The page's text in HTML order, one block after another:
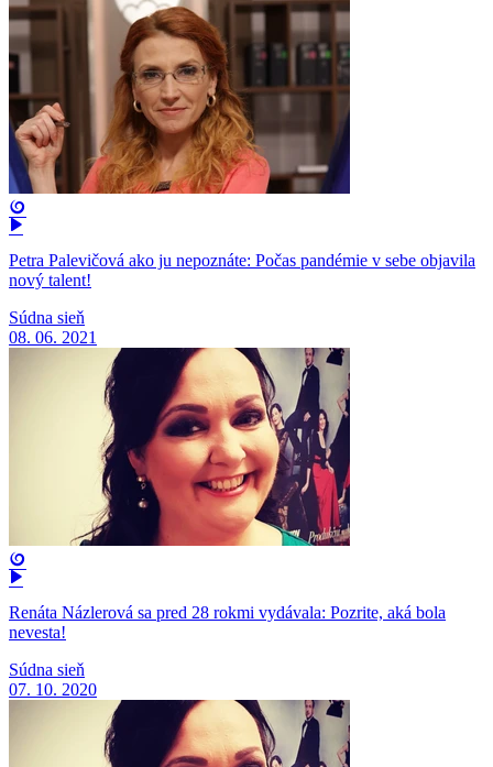
Petra Palevičová ako ju nepoznáte: Počas pandémie v sebe objavila
nový talent!
Súdna sieň
08. 06. 2021
Renáta Názlerová sa pred 28 rokmi vydávala: Pozrite, aká bola
nevesta!
Súdna sieň
07. 10. 2020